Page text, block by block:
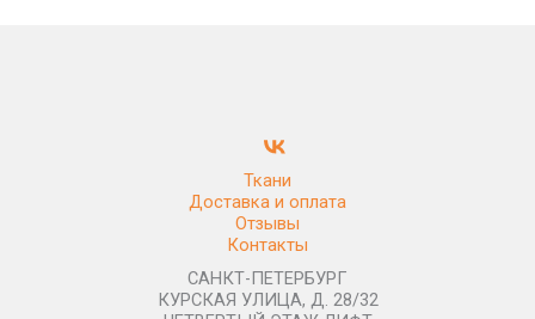
Ткани
Доставка и оплата
Отзывы
Контакты
САНКТ-ПЕТЕРБУРГ
КУРСКАЯ УЛИЦА, Д. 28/32